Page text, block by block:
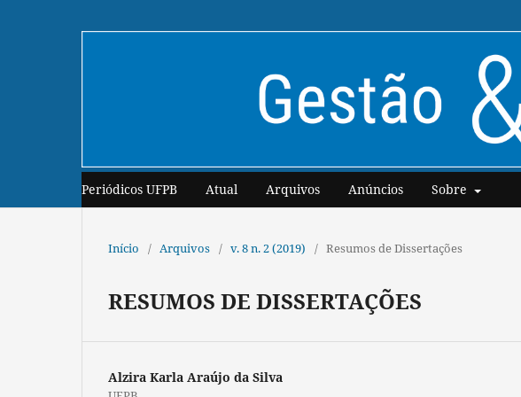
Periódicos UFPB Atual Arquivos Anúncios Sobre
Início / Arquivos / v. 8 n. 2 (2019) / Resumos de Dissertações
RESUMOS DE DISSERTAÇÕES
Alzira Karla Araújo da Silva